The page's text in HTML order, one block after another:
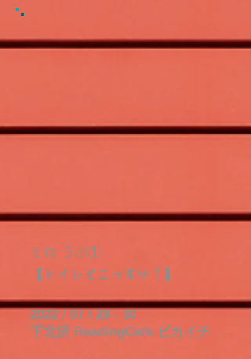
ミロ ラボ①
【トイレどこっすか？】
2022 / 07 / 29 - 30
下北沢 ReadingCafe ピカイチ​